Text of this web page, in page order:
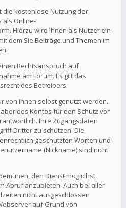
die kostenlose Nutzung der
als Online-
Hierzu wird Ihnen als Nutzer ein
dem Sie Beiträge und Themen im
Rechtsanspruch auf
am Forum. Es gilt das
des Betreibers.
von Ihnen selbst genutzt werden.
des Kontos für den Schutz vor
Ihre Zugangsdaten
Dritter zu schützen. Die
geschützten Worten und
(Nickname) sind nicht
den Dienst möglichst
Abruf anzubieten. Auch bei aller
nicht ausgeschlossen
auf Grund von